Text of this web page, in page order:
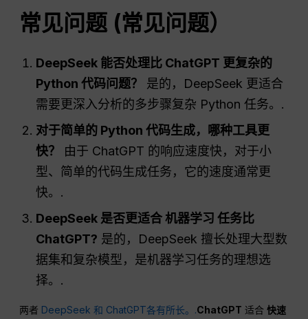
常见问题 (常见问题）
DeepSeek 能否处理比 ChatGPT 更复杂的
Python 代码问题？
是的，DeepSeek 更适合
需要更深入分析的多步骤复杂 Python 任务。.
对于简单的 Python 代码生成，哪种工具更
快？
由于 ChatGPT 的响应速度快，对于小
型、简单的代码生成任务，它的速度通常更
快。.
DeepSeek 是否更适合机器学习 任务比
ChatGPT? 是的，DeepSeek 擅长处理大型数
据集和复杂模型，是机器学习任务的理想选
择。.
两者 DeepSeek 和 ChatGPT各有所长。.ChatGPT 适合快速